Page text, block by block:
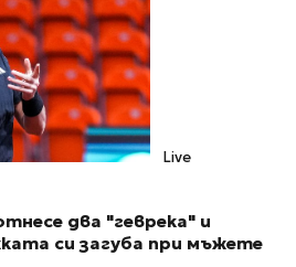
Live
два "геврека" и
си загуба при мъжете